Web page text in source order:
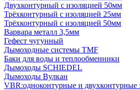
Двухконтурный с изоляцией 50мм
Трёхконтурный с изоляцией 25мм
Трёхконтурный с изоляцией 50мм
Варвара металл 3,5мм
Гефест чугунный
Дымоходные системы TMF
Баки для воды и теплообменники
Дымоходы SCHIEDEL
Дымоходы Вулкан
VBR:одноконтурные и двухконтурные